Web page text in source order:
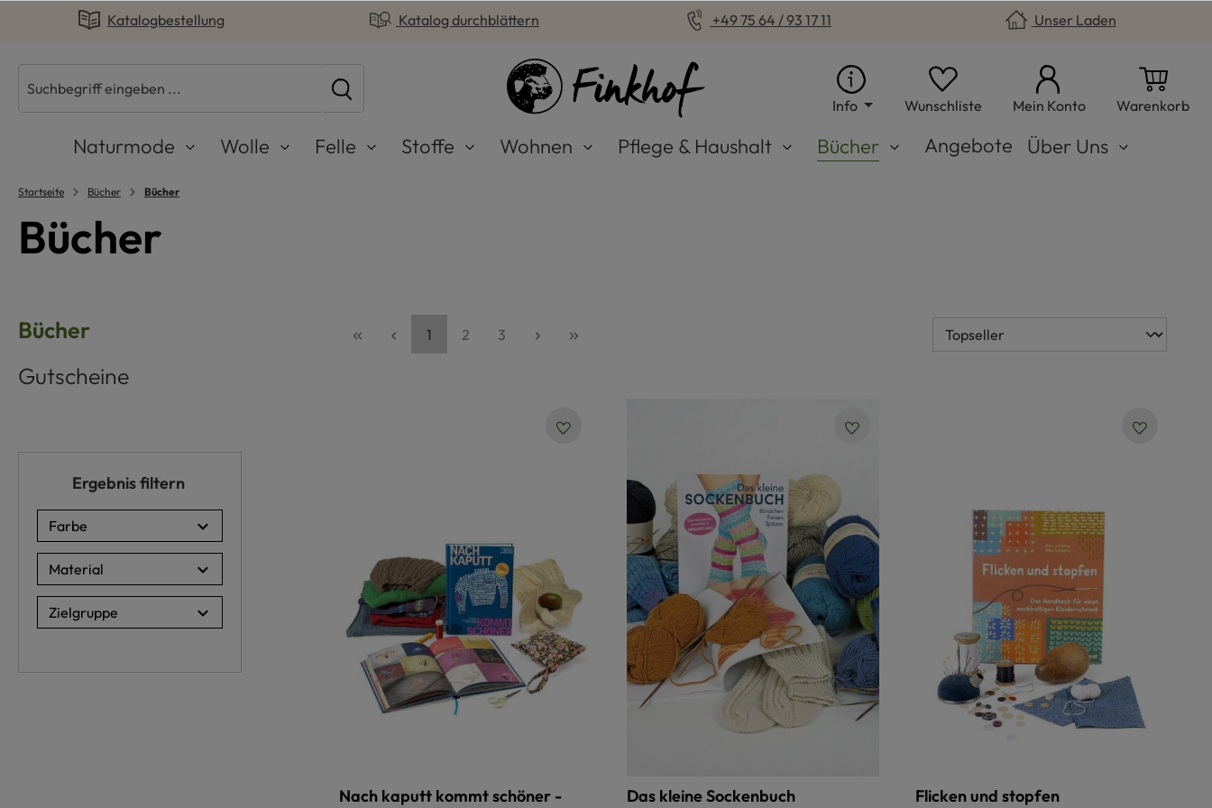
Zur Hauptnavigation springen
Katalogbestellung Katalog durchblättern +49 75 64 / 93 17 11 Unser Laden
Info Wunschliste Du hast 0 Produkte auf dem
Mein Konto Warenkorb
Naturmode Wolle Felle Stoffe Wohnen Pflege & Haushalt Bücher Angebote Über Uns
Startseite Bücher Bücher
Bücher
Bücher
Gutscheine
Ergebnis filtern
Farbe
Material
Zielgruppe
Seite
1 Seite
2 Seite
3
Nach kaputt kommt schöner -
Das kleine Sockenbuch Flicken und stopfen